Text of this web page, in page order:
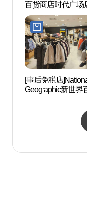
百货商店时代广场
(MAC 신세계백화
스퀘어점)
[事后免税店
Geographic新世界
오그래픽 신세계